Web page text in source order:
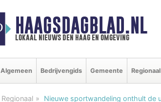
HAAGSDAGBLAD.NL
lokaal nieuws den haag en omgeving
Algemeen Bedrijvengids Gemeente Regionaal
Regionaal Nieuwe sportwandeling onthult de